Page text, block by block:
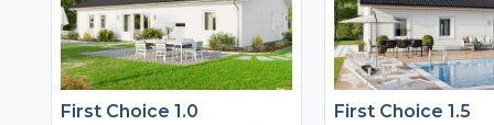
ytor. Arild har en mer sluten
fasad mot gatan som står i skön
kontrast mot de öppna, moderna
och upp- glasade ytorna ut mot
trädgården. Husmodellen har
försetts med ett väl tilltaget
ljusinsläpp i hela
runda fönstren på
huset både en
högst personlig
mycket funktionellt
varje yta är genomtänkt.
First Choice 1.0 First Choice 1.5